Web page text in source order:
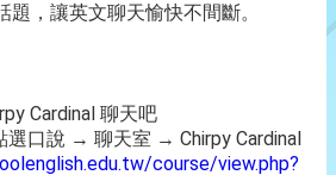
，讓英文聊天愉快不間斷。
Cardinal 聊天吧
選口說 → 聊天室 → Chirpy Cardinal
course/view.php?